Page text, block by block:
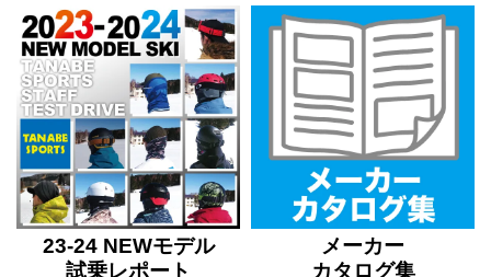
23-24 NEWモデル
試乗レポート
メーカー
カタログ集